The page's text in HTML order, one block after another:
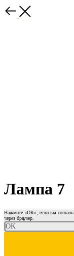
Лампа 7
Нажмите «ОК», если вы
через браузер.
OK